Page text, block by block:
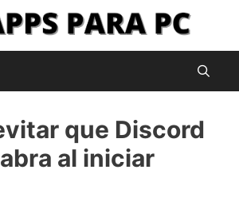
que Discord
al iniciar